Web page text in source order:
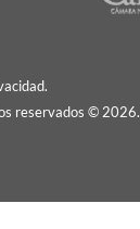
reservados © 2026.